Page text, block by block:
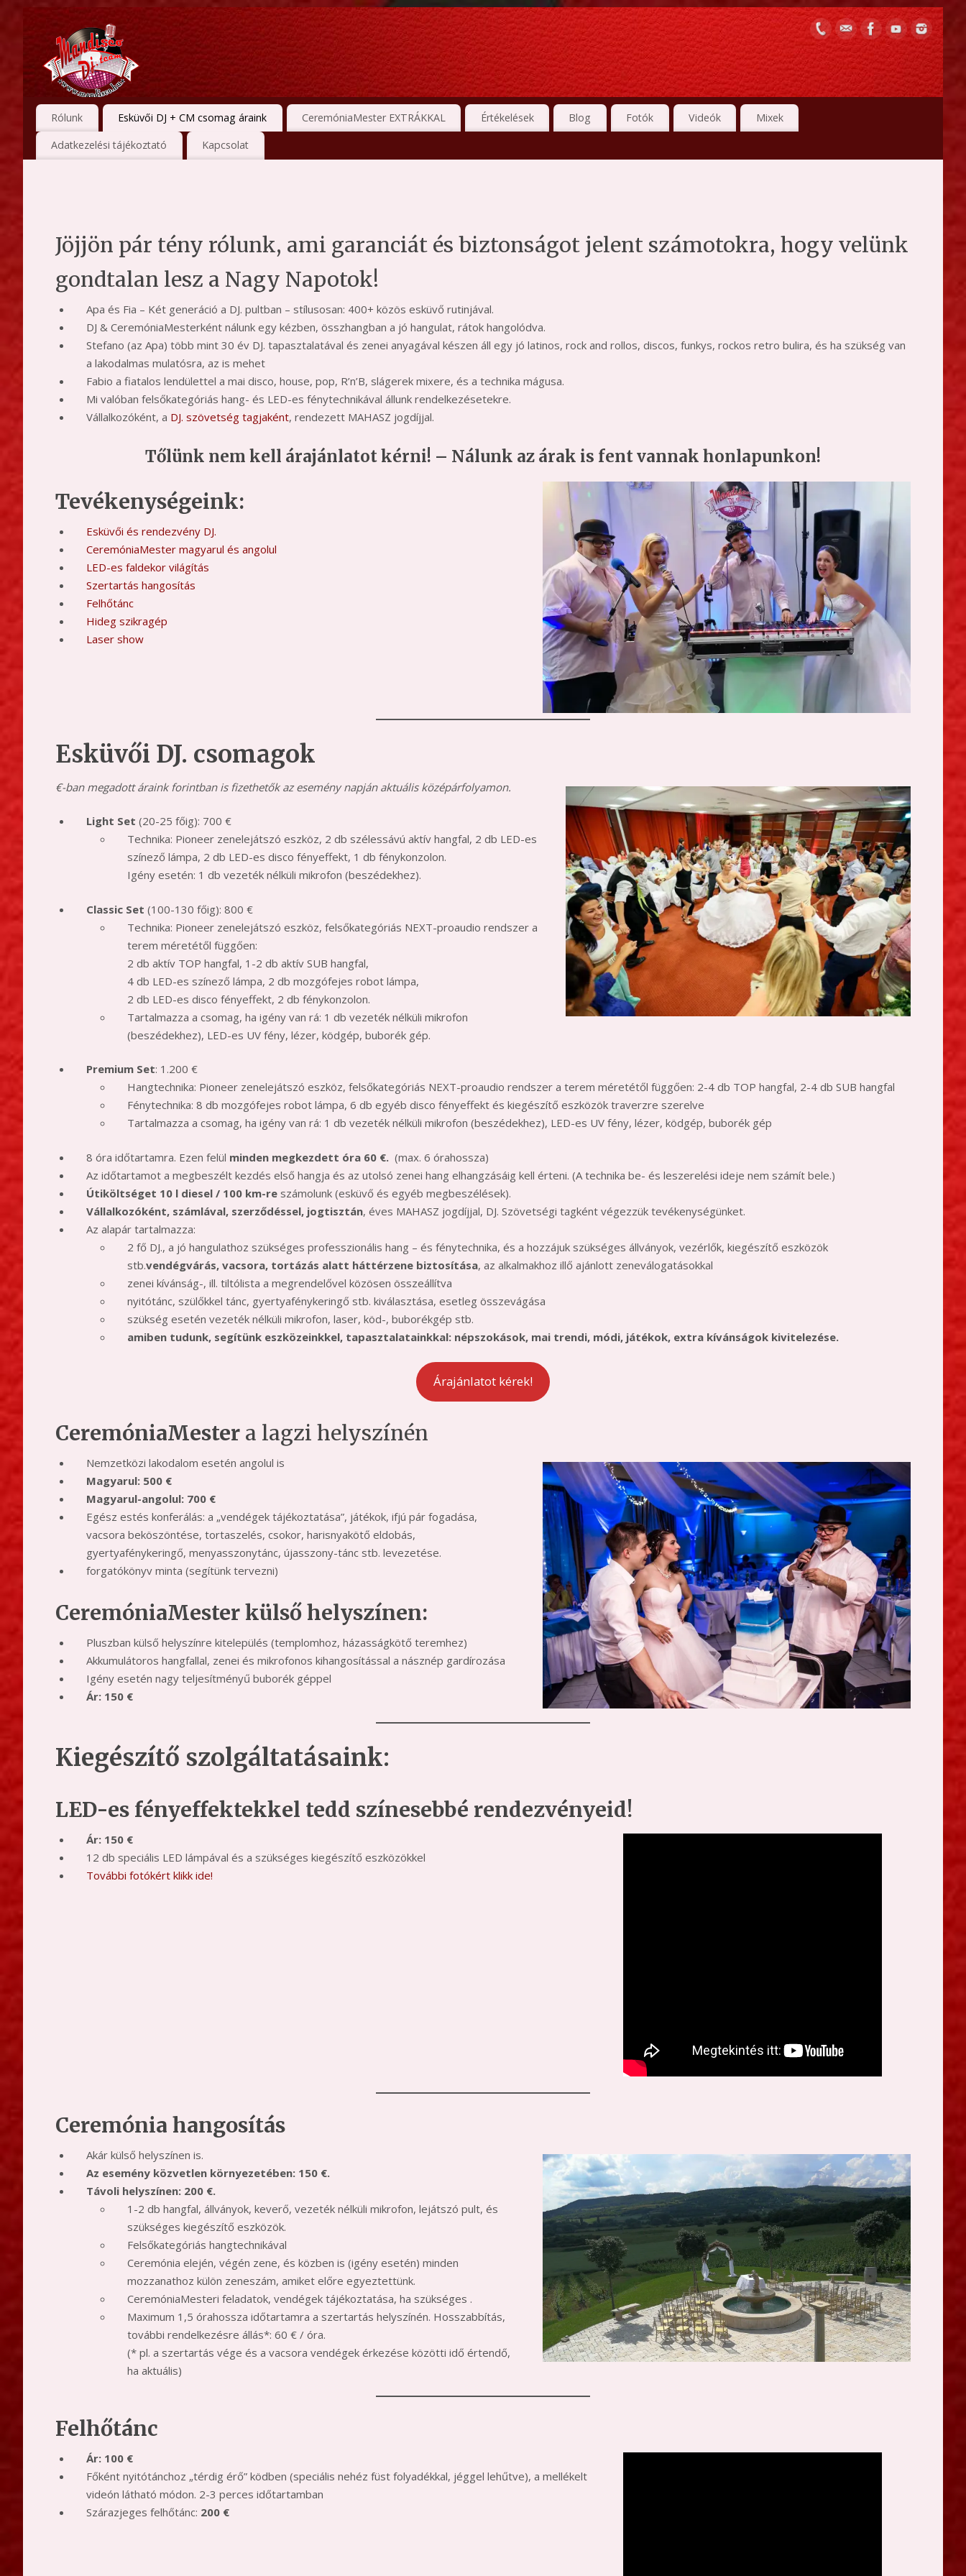
Rólunk Esküvői DJ + CM csomag áraink CeremóniaMester EXTRÁKKAL Értékelések Blog Fotók Videók Mixek
Adatkezelési tájékoztató Kapcsolat
Jöjjön pár tény rólunk, ami garanciát és biztonságot jelent számotokra, hogy velünk
gondtalan lesz a Nagy Napotok!
Apa és Fia – Két generáció a DJ. pultban – stílusosan: 400+ közös esküvő rutinjával.
DJ & CeremóniaMesterként nálunk egy kézben, összhangban a jó hangulat, rátok hangolódva.
Stefano (az Apa) több mint 30 év DJ. tapasztalatával és zenei anyagával készen áll egy jó latinos, rock and rollos, discos, funkys, rockos retro bulira, és ha szükség van
a lakodalmas mulatósra, az is mehet
Fabio a fiatalos lendülettel a mai disco, house, pop, R’n’B, slágerek mixere, és a technika mágusa.
Mi valóban felsőkategóriás hang- és LED-es fénytechnikával állunk rendelkezésetekre.
Vállalkozóként, a DJ. szövetség tagjaként, rendezett MAHASZ jogdíjjal.
Tőlünk nem kell árajánlatot kérni! – Nálunk az árak is fent vannak honlapunkon!
Tevékenységeink:
Esküvői és rendezvény DJ.
CeremóniaMester magyarul és angolul
LED-es faldekor világítás
Szertartás hangosítás
Felhőtánc
Hideg szikragép
Laser show
Esküvői DJ. csomagok
€-ban megadott áraink forintban is fizethetők az esemény napján aktuális középárfolyamon.
Light Set (20-25 főig): 700 €
Technika: Pioneer zenelejátszó eszköz, 2 db szélessávú aktív hangfal, 2 db LED-es
színező lámpa, 2 db LED-es disco fényeffekt, 1 db fénykonzolon.
Igény esetén: 1 db vezeték nélküli mikrofon (beszédekhez).
Classic Set (100-130 főig): 800 €
Technika: Pioneer zenelejátszó eszköz, felsőkategóriás NEXT-proaudio rendszer a
terem méretétől függően:
2 db aktív TOP hangfal, 1-2 db aktív SUB hangfal,
4 db LED-es színező lámpa, 2 db mozgófejes robot lámpa,
2 db LED-es disco fényeffekt, 2 db fénykonzolon.
Tartalmazza a csomag, ha igény van rá: 1 db vezeték nélküli mikrofon
(beszédekhez), LED-es UV fény, lézer, ködgép, buborék gép.
Premium Set: 1.200 €
Hangtechnika: Pioneer zenelejátszó eszköz, felsőkategóriás NEXT-proaudio rendszer a terem méretétől függően: 2-4 db TOP hangfal, 2-4 db SUB hangfal
Fénytechnika: 8 db mozgófejes robot lámpa, 6 db egyéb disco fényeffekt és kiegészítő eszközök traverzre szerelve
Tartalmazza a csomag, ha igény van rá: 1 db vezeték nélküli mikrofon (beszédekhez), LED-es UV fény, lézer, ködgép, buborék gép
8 óra időtartamra. Ezen felül minden megkezdett óra 60 €. (max. 6 órahossza)
Az időtartamot a megbeszélt kezdés első hangja és az utolsó zenei hang elhangzásáig kell érteni. (A technika be- és leszerelési ideje nem számít bele.)
Útiköltséget 10 l diesel / 100 km-reszámolunk (esküvő és egyéb megbeszélések).
Vállalkozóként, számlával, szerződéssel, jogtisztán, éves MAHASZ jogdíjjal, DJ. Szövetségi tagként végezzük tevékenységünket.
Az alapár tartalmazza:
2 fő DJ., a jó hangulathoz szükséges professzionális hang – és fénytechnika, és a hozzájuk szükséges állványok, vezérlők, kiegészítő eszközök
stb.vendégvárás, vacsora, tortázás alatt háttérzene biztosítása, az alkalmakhoz illő ajánlott zeneválogatásokkal
zenei kívánság-, ill. tiltólista a megrendelővel közösen összeállítva
nyitótánc, szülőkkel tánc, gyertyafénykeringő stb. kiválasztása, esetleg összevágása
szükség esetén vezeték nélküli mikrofon, laser, köd-, buborékgép stb.
amiben tudunk, segítünk eszközeinkkel, tapasztalatainkkal: népszokások, mai trendi, módi, játékok, extra kívánságok kivitelezése.
Árajánlatot kérek!
CeremóniaMester a lagzi helyszínén
Nemzetközi lakodalom esetén angolul is
Magyarul: 500 €
Magyarul-angolul: 700 €
Egész estés konferálás: a „vendégek tájékoztatása”, játékok, ifjú pár fogadása,
vacsora beköszöntése, tortaszelés, csokor, harisnyakötő eldobás,
gyertyafénykeringő, menyasszonytánc, újasszony-tánc stb. levezetése.
forgatókönyv minta (segítünk tervezni)
CeremóniaMester külső helyszínen:
Pluszban külső helyszínre kitelepülés (templomhoz, házasságkötő teremhez)
Akkumulátoros hangfallal, zenei és mikrofonos kihangosítással a násznép gardírozása
Igény esetén nagy teljesítményű buborék géppel
Ár: 150 €
Kiegészítő szolgáltatásaink:
LED-es fényeffektekkel tedd színesebbé rendezvényeid!
Ár: 150 €
12 db speciális LED lámpával és a szükséges kiegészítő eszközökkel
További fotókért klikk ide!
Ceremónia hangosítás
Akár külső helyszínen is.
Az esemény közvetlen környezetében: 150 €.
Távoli helyszínen: 200 €.
1-2 db hangfal, állványok, keverő, vezeték nélküli mikrofon, lejátszó pult, és
szükséges kiegészítő eszközök.
Felsőkategóriás hangtechnikával
Ceremónia elején, végén zene, és közben is (igény esetén) minden
mozzanathoz külön zeneszám, amiket előre egyeztettünk.
CeremóniaMesteri feladatok, vendégek tájékoztatása, ha szükséges .
Maximum 1,5 órahossza időtartamra a szertartás helyszínén. Hosszabbítás,
további rendelkezésre állás*: 60 € / óra.
(* pl. a szertartás vége és a vacsora vendégek érkezése közötti idő értendő,
ha aktuális)
Felhőtánc
Ár: 100 €
Főként nyitótánchoz „térdig érő” ködben (speciális nehéz füst folyadékkal, jéggel lehűtve), a mellékelt
videón látható módon. 2-3 perces időtartamban
Szárazjeges felhőtánc: 200 €